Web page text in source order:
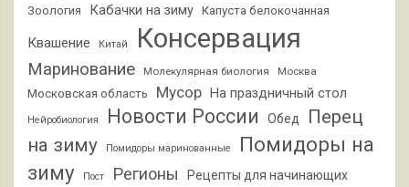
Зоология Кабачки на зиму Капуста белокочанная
Квашение Китай Консервация
Маринование Молекулярная биология Москва
Московская область Мусор На праздничный стол
Нейробиология Новости России Обед
Перец
на зиму
Помидоры маринованные
Помидоры на
зиму
Пост Регионы Рецепты для начинающих